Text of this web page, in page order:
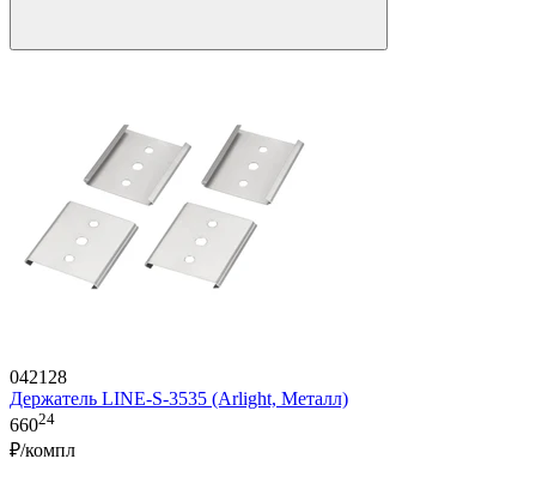
042128
Держатель LINE-S-3535 (Arlight, Металл)
66024
₽/компл